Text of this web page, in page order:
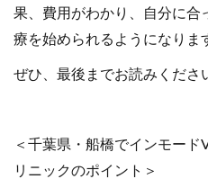
果、費用がわかり、自分に合
療を始められるようになりま
ぜひ、最後までお読みくださ
＜千葉県・船橋でインモー
リニックのポイント＞